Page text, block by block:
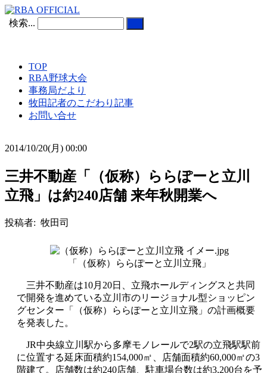
検索...
TOP
RBA野球大会
事務局だより
牧田記者のこだわり記事
お問い合せ
2014/10/20(月) 00:00
三井不動産「（仮称）ららぽーと立川
立飛」は約240店舗 来年秋開業へ
投稿者: 牧田司
「（仮称）ららぽーと立川立飛」
三井不動産は10月20日、立飛ホールディングスと共同
で開発を進めている立川市のリージョナル型ショッピン
グセンター「（仮称）ららぽーと立川立飛」の計画概要
を発表した。
JR中央線立川駅から多摩モノレールで2駅の立飛駅駅前
に位置する延床面積約154,000㎡、店舗面積約60,000㎡の3
階建て。店舗数は約240店舗、駐車場台数は約3,200台を予